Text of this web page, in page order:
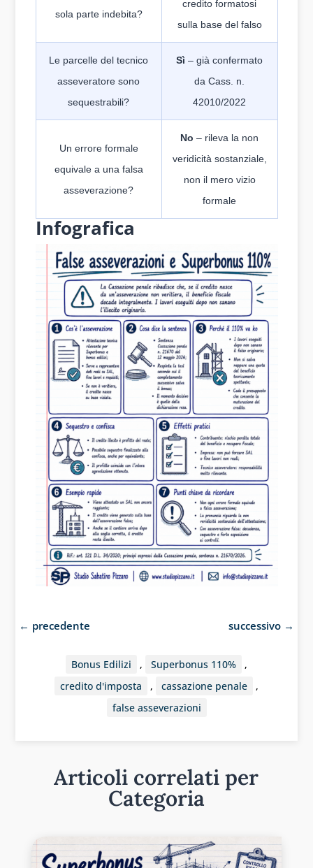
sola parte indebita?
credito formatosi
sulla base del falso
Le parcelle del tecnico
asseveratore sono
sequestrabili?
Sì – già confermato
da Cass. n.
42010/2022
Un errore formale
equivale a una falsa
asseverazione?
No – rileva la non
veridicità sostanziale,
non il mero vizio
formale
Infografica
← precedente successivo →
Bonus Edilizi , Superbonus 110%
,
credito d'imposta
, cassazione penale
,
false asseverazioni
Articoli correlati per
Categoria